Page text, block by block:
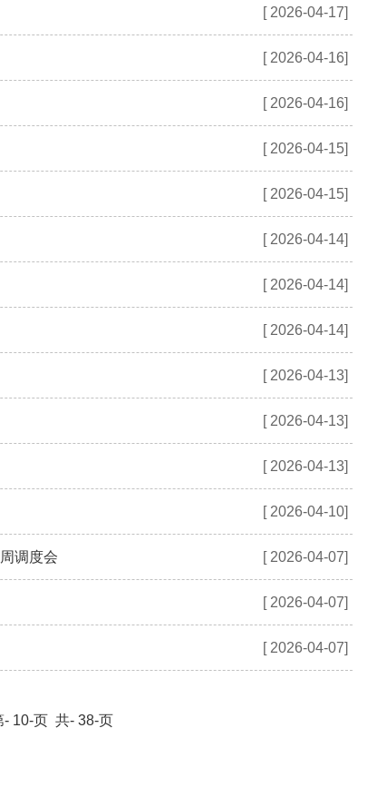
[ 2026-04-17]
[ 2026-04-16]
[ 2026-04-16]
[ 2026-04-15]
[ 2026-04-15]
[ 2026-04-14]
[ 2026-04-14]
[ 2026-04-14]
[ 2026-04-13]
[ 2026-04-13]
[ 2026-04-13]
[ 2026-04-10]
调度会 [ 2026-04-07]
[ 2026-04-07]
[ 2026-04-07]
- 10-页 共- 38-页